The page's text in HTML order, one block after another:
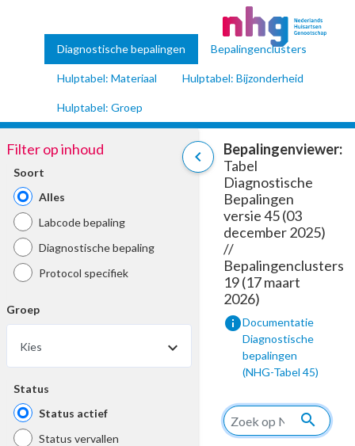
Diagnostische bepalingen Bepalingenclusters
Hulptabel: Materiaal Hulptabel: Bijzonderheid
Hulptabel: Groep
chevron_left
Filter op inhoud
Soort
Alles
Labcode bepaling
Diagnostische bepaling
Protocol specifiek
Groep
Kies
Status
Status actief
Status vervallen
Bepalingenviewer:
Tabel
Diagnostische
Bepalingen
versie 45 (03
december 2025)
//
Bepalingenclusters
19 (17 maart
2026)
infoDocumentatie
Diagnostische
bepalingen
(NHG-Tabel 45)
search